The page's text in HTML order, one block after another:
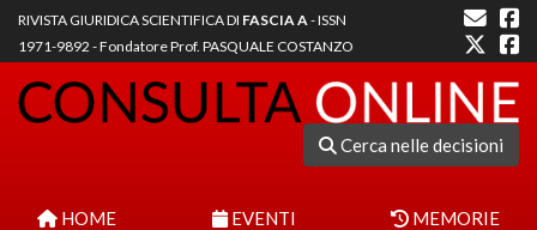
RIVISTA GIURIDICA SCIENTIFICA DI FASCIA A- ISSN
1971-9892 - Fondatore Prof. PASQUALE COSTANZO
Cerca nelle decisioni
HOME EVENTI MEMORIE